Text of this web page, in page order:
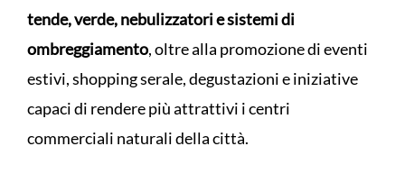
tende, verde, nebulizzatori e sistemi di
ombreggiamento, oltre alla promozione di eventi
estivi, shopping serale, degustazioni e iniziative
capaci di rendere più attrattivi i centri
commerciali naturali della città.